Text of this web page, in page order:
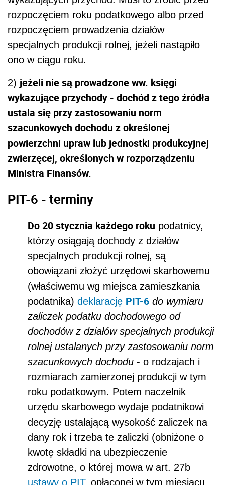
rozpoczęciem roku podatkowego albo przed
rozpoczęciem prowadzenia działów
specjalnych produkcji rolnej, jeżeli nastąpiło
ono w ciągu roku.
2) jeżeli nie są prowadzone ww. księgi
wykazujące przychody - dochód z tego źródła
ustala się przy zastosowaniu norm
szacunkowych dochodu z określonej
powierzchni upraw lub jednostki produkcyjnej
zwierzęcej, określonych w rozporządzeniu
Ministra Finansów.
PIT-6 - terminy
Do 20 stycznia każdego roku podatnicy,
którzy osiągają dochody z działów
specjalnych produkcji rolnej, są
obowiązani złożyć urzędowi skarbowemu
(właściwemu wg miejsca zamieszkania
podatnika) deklarację PIT-6 do wymiaru
zaliczek podatku dochodowego od
dochodów z działów specjalnych produkcji
rolnej ustalanych przy zastosowaniu norm
szacunkowych dochodu - o rodzajach i
rozmiarach zamierzonej produkcji w tym
roku podatkowym. Potem naczelnik
urzędu skarbowego wydaje podatnikowi
decyzję ustalającą wysokość zaliczek na
dany rok i trzeba te zaliczki (obniżone o
kwotę składki na ubezpieczenie
zdrowotne, o której mowa w art. 27b
ustawy o PIT, opłaconej w tym miesiącu